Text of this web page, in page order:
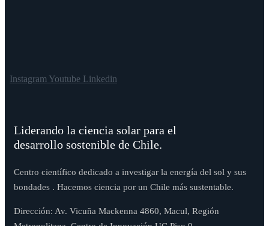
Instagram Youtube Linkedin
Liderando la ciencia solar para el
desarrollo sostenible de Chile.
Centro científico dedicado a investigar la energía del sol y sus
bondades . Hacemos ciencia por un Chile más sustentable.
Dirección: Av. Vicuña Mackenna 4860, Macul, Región